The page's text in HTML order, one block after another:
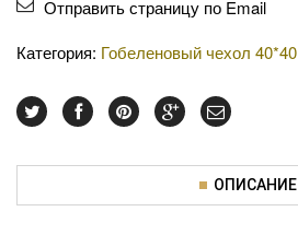
Отправить страницу по Email
Категория: Гобеленовый чехол 40*40
ОПИСАНИЕ